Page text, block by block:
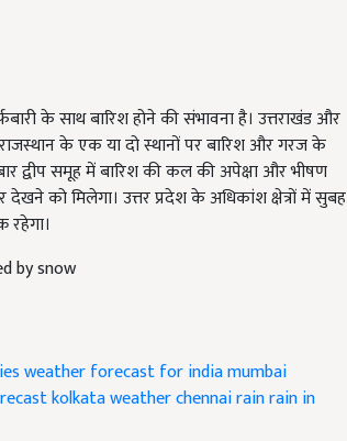
के साथ बारिश होने की संभावना है। उत्तराखंड और
के एक या दो स्थानों पर बारिश और गरज के
द्वीप समूह में बारिश की कल की अपेक्षा और भीषण
को मिलेगा। उत्तर प्रदेश के अधिकांश क्षेत्रों में सुबह
by snow
weather forecast for indiamumbai
kolkata weatherchennai rainrain in